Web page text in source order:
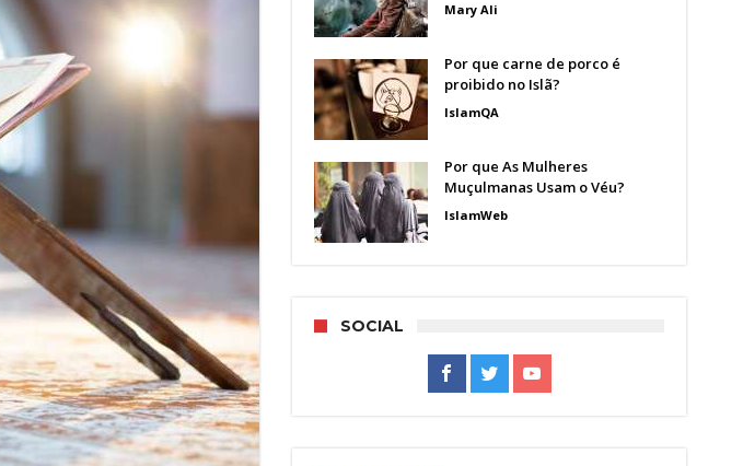
Mary Ali
Por que carne de porco é
proibido no Islã?
IslamQA
Por que As Mulheres
Muçulmanas Usam o Véu?
IslamWeb
SOCIAL